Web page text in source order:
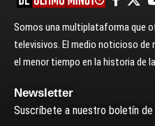
Somos una multiplataforma que
televisivos. El medio noticioso de
el menor tiempo en la historia de
Newsletter
Suscríbete a nuestro boletín de